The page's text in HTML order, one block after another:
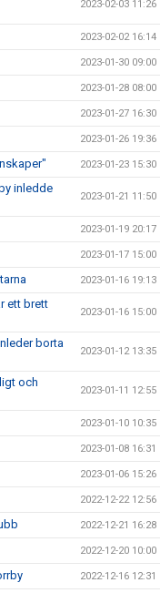
2023-02-03 11:26
2023-02-02 16:14
2023-01-30 09:00
2023-01-28 08:00
2023-01-27 16:30
2023-01-26 19:36
2023-01-23 15:30
inledde
2023-01-21 11:50
2023-01-19 20:17
2023-01-17 15:00
2023-01-16 19:13
ett brett
2023-01-16 15:00
borta
2023-01-12 13:35
och
2023-01-11 12:55
2023-01-10 10:35
2023-01-08 16:31
2023-01-06 15:26
2022-12-22 12:56
2022-12-21 16:28
2022-12-20 10:00
2022-12-16 12:31